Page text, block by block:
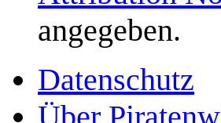
angegeben.
Datenschutz